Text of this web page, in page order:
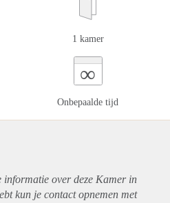
1 kamer
∞
Onbepaalde tijd
over deze Kamer in
kun je contact opnemen met